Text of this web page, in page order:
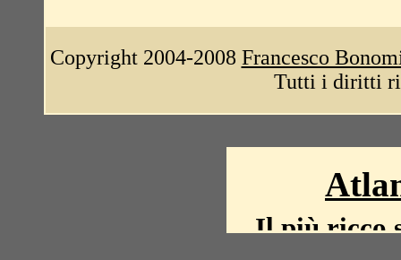
Copyright 2004-2008 Francesco
Tutti i diritti
Il più ricco